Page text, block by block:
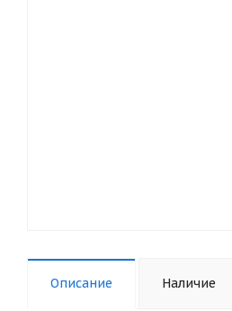
Описание Наличие